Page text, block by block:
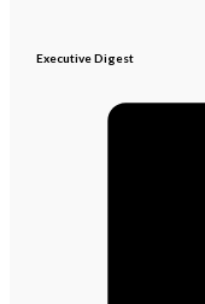
Executive Digest